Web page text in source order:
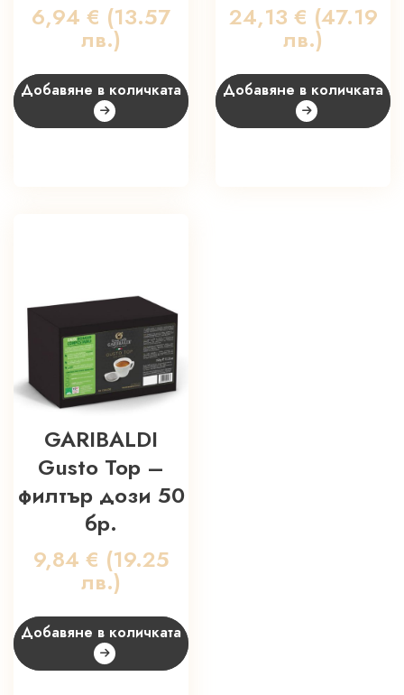
6,94 € (13.57
лв.)
Добавяне в количката
24,13 € (47.19
лв.)
Добавяне в количката
GARIBALDI
Gusto Top –
филтър дози 50
бр.
9,84 € (19.25
лв.)
Добавяне в количката